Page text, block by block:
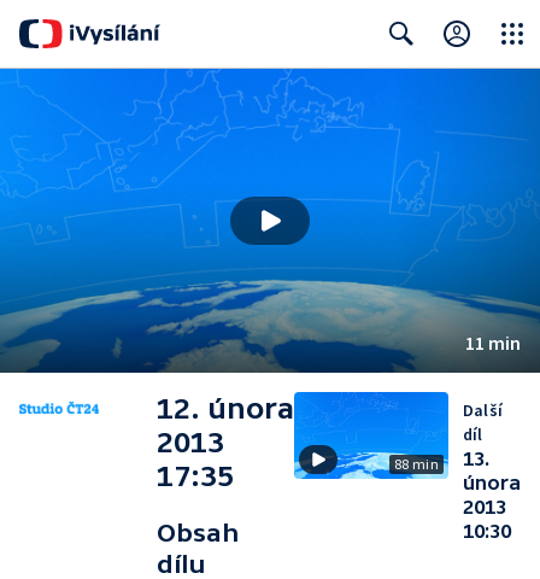
11 min
12. února
2013
17:35
Obsah
dílu
88 min
Další
díl
13.
února
2013
10:30